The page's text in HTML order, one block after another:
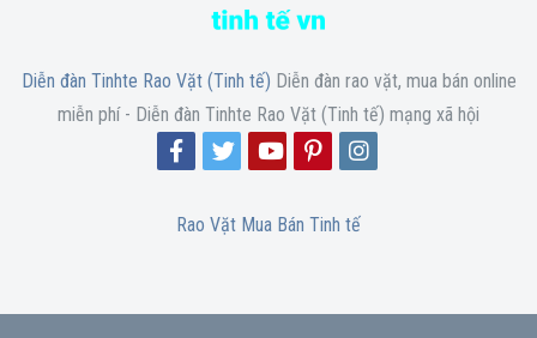
Diễn đàn Tinhte Rao Vặt (Tinh tế) Diễn đàn rao vặt, mua bán online
miễn phí - Diễn đàn Tinhte Rao Vặt (Tinh tế) mạng xã hội
Rao Vặt Mua Bán Tinh tế